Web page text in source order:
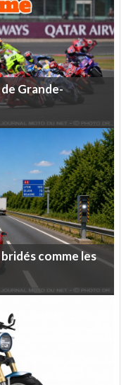
deGrande-
bridéscommeles